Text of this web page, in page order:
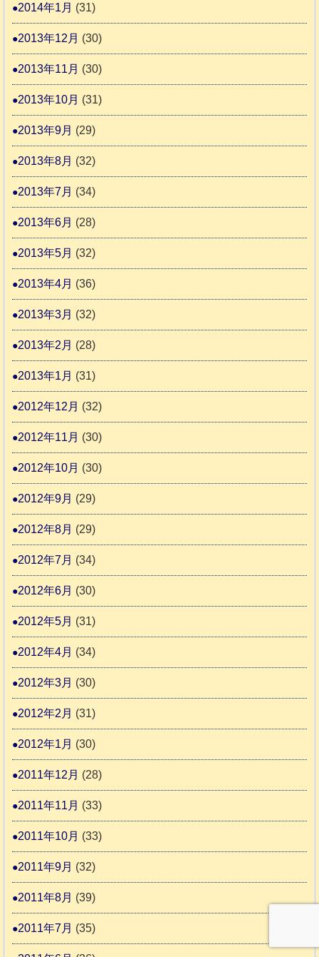
2014年1月 (31)
2013年12月 (30)
2013年11月 (30)
2013年10月 (31)
2013年9月 (29)
2013年8月 (32)
2013年7月 (34)
2013年6月 (28)
2013年5月 (32)
2013年4月 (36)
2013年3月 (32)
2013年2月 (28)
2013年1月 (31)
2012年12月 (32)
2012年11月 (30)
2012年10月 (30)
2012年9月 (29)
2012年8月 (29)
2012年7月 (34)
2012年6月 (30)
2012年5月 (31)
2012年4月 (34)
2012年3月 (30)
2012年2月 (31)
2012年1月 (30)
2011年12月 (28)
2011年11月 (33)
2011年10月 (33)
2011年9月 (32)
2011年8月 (39)
2011年7月 (35)